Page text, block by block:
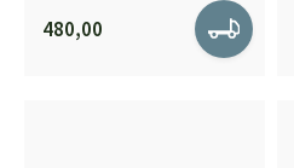
480,00